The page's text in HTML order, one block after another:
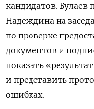
кандидатов. Булаев
Надеждина на
по проверке
документов и
показать
и представить
ошибках.